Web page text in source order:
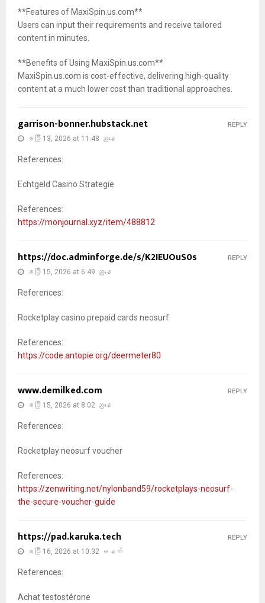
**Features of MaxiSpin.us.com**
Users can input their requirements and receive tailored
content in minutes.
**Benefits of Using MaxiSpin.us.com**
MaxiSpin.us.com is cost-effective, delivering high-quality
content at a much lower cost than traditional approaches.
garrison-bonner.hubstack.net
ဧပြီ 13, 2026 at 11:48 ညနေ
References:
Echtgeld Casino Strategie
References:
https://monjournal.xyz/item/488812
REPLY
https://doc.adminforge.de/s/K2IEUOuS0s
ဧပြီ 15, 2026 at 6:49 ညနေ
References:
Rocketplay casino prepaid cards neosurf
References:
https://code.antopie.org/deermeter80
REPLY
www.demilked.com
ဧပြီ 15, 2026 at 8:02 ညနေ
References:
Rocketplay neosurf voucher
References:
https://zenwriting.net/nylonband59/rocketplays-neosurf-
the-secure-voucher-guide
REPLY
https://pad.karuka.tech
ဧပြီ 16, 2026 at 10:32 မနက်
References:
Achat testostérone
REPLY